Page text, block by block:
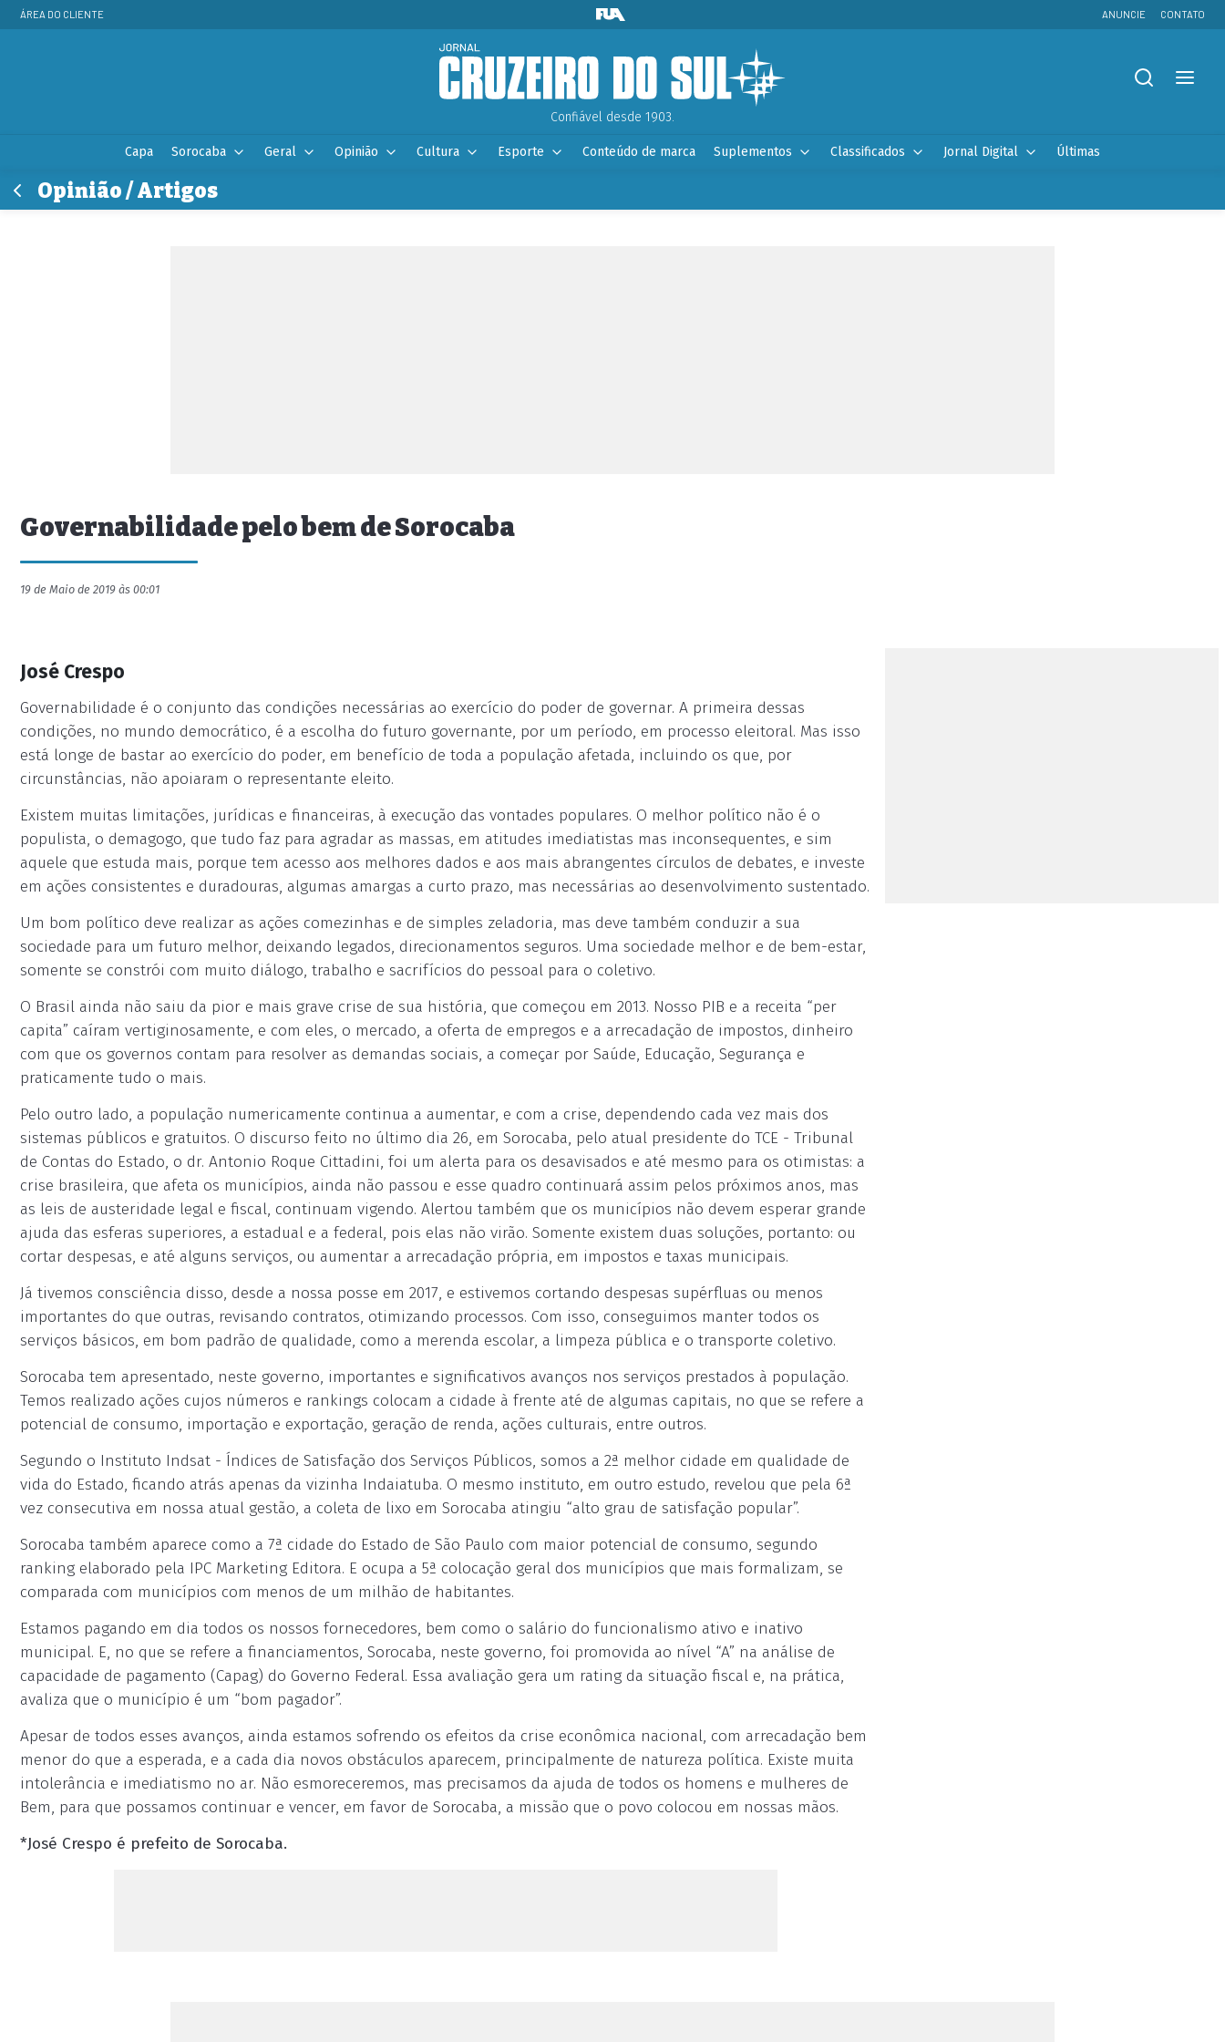
ÁREA DO CLIENTE ANUNCIE CONTATO
Confiável desde 1903.
Capa Sorocaba Geral Opinião Cultura Esporte Conteúdo de marca Suplementos Classificados Jornal Digital Últimas
Opinião / Artigos
Governabilidade pelo bem de Sorocaba
19 de Maio de 2019 às 00:01
José Crespo
Governabilidade é o conjunto das condições necessárias ao exercício do poder de governar. A primeira dessas
condições, no mundo democrático, é a escolha do futuro governante, por um período, em processo eleitoral. Mas isso
está longe de bastar ao exercício do poder, em benefício de toda a população afetada, incluindo os que, por
circunstâncias, não apoiaram o representante eleito.
Existem muitas limitações, jurídicas e financeiras, à execução das vontades populares. O melhor político não é o
populista, o demagogo, que tudo faz para agradar as massas, em atitudes imediatistas mas inconsequentes, e sim
aquele que estuda mais, porque tem acesso aos melhores dados e aos mais abrangentes círculos de debates, e investe
em ações consistentes e duradouras, algumas amargas a curto prazo, mas necessárias ao desenvolvimento sustentado.
Um bom político deve realizar as ações comezinhas e de simples zeladoria, mas deve também conduzir a sua
sociedade para um futuro melhor, deixando legados, direcionamentos seguros. Uma sociedade melhor e de bem-estar,
somente se constrói com muito diálogo, trabalho e sacrifícios do pessoal para o coletivo.
O Brasil ainda não saiu da pior e mais grave crise de sua história, que começou em 2013. Nosso PIB e a receita “per
capita” caíram vertiginosamente, e com eles, o mercado, a oferta de empregos e a arrecadação de impostos, dinheiro
com que os governos contam para resolver as demandas sociais, a começar por Saúde, Educação, Segurança e
praticamente tudo o mais.
Pelo outro lado, a população numericamente continua a aumentar, e com a crise, dependendo cada vez mais dos
sistemas públicos e gratuitos. O discurso feito no último dia 26, em Sorocaba, pelo atual presidente do TCE - Tribunal
de Contas do Estado, o dr. Antonio Roque Cittadini, foi um alerta para os desavisados e até mesmo para os otimistas: a
crise brasileira, que afeta os municípios, ainda não passou e esse quadro continuará assim pelos próximos anos, mas
as leis de austeridade legal e fiscal, continuam vigendo. Alertou também que os municípios não devem esperar grande
ajuda das esferas superiores, a estadual e a federal, pois elas não virão. Somente existem duas soluções, portanto: ou
cortar despesas, e até alguns serviços, ou aumentar a arrecadação própria, em impostos e taxas municipais.
Já tivemos consciência disso, desde a nossa posse em 2017, e estivemos cortando despesas supérfluas ou menos
importantes do que outras, revisando contratos, otimizando processos. Com isso, conseguimos manter todos os
serviços básicos, em bom padrão de qualidade, como a merenda escolar, a limpeza pública e o transporte coletivo.
Sorocaba tem apresentado, neste governo, importantes e significativos avanços nos serviços prestados à população.
Temos realizado ações cujos números e rankings colocam a cidade à frente até de algumas capitais, no que se refere a
potencial de consumo, importação e exportação, geração de renda, ações culturais, entre outros.
Segundo o Instituto Indsat - Índices de Satisfação dos Serviços Públicos, somos a 2ª melhor cidade em qualidade de
vida do Estado, ficando atrás apenas da vizinha Indaiatuba. O mesmo instituto, em outro estudo, revelou que pela 6ª
vez consecutiva em nossa atual gestão, a coleta de lixo em Sorocaba atingiu “alto grau de satisfação popular”.
Sorocaba também aparece como a 7ª cidade do Estado de São Paulo com maior potencial de consumo, segundo
ranking elaborado pela IPC Marketing Editora. E ocupa a 5ª colocação geral dos municípios que mais formalizam, se
comparada com municípios com menos de um milhão de habitantes.
Estamos pagando em dia todos os nossos fornecedores, bem como o salário do funcionalismo ativo e inativo
municipal. E, no que se refere a financiamentos, Sorocaba, neste governo, foi promovida ao nível “A” na análise de
capacidade de pagamento (Capag) do Governo Federal. Essa avaliação gera um rating da situação fiscal e, na prática,
avaliza que o município é um “bom pagador”.
Apesar de todos esses avanços, ainda estamos sofrendo os efeitos da crise econômica nacional, com arrecadação bem
menor do que a esperada, e a cada dia novos obstáculos aparecem, principalmente de natureza política. Existe muita
intolerância e imediatismo no ar. Não esmoreceremos, mas precisamos da ajuda de todos os homens e mulheres de
Bem, para que possamos continuar e vencer, em favor de Sorocaba, a missão que o povo colocou em nossas mãos.
*José Crespo é prefeito de Sorocaba.